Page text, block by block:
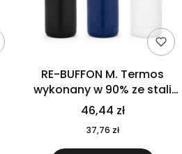
RE-BUFFON M. Termos
wykonany w 90% ze stali
nierdzewnej pochodzącej z
recyklingu 520 ml 94294
46,44 zł
37,76 zł